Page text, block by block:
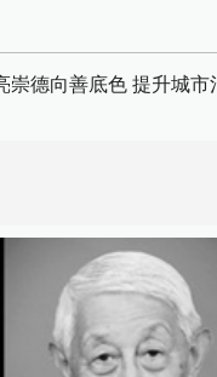
崇德向善底色 提升城市